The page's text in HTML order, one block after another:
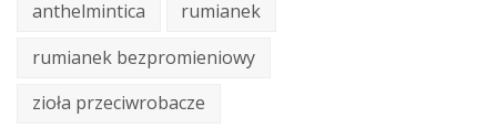
anthelmintica
rumianek
rumianek bezpromieniowy
zioła przeciwrobacze